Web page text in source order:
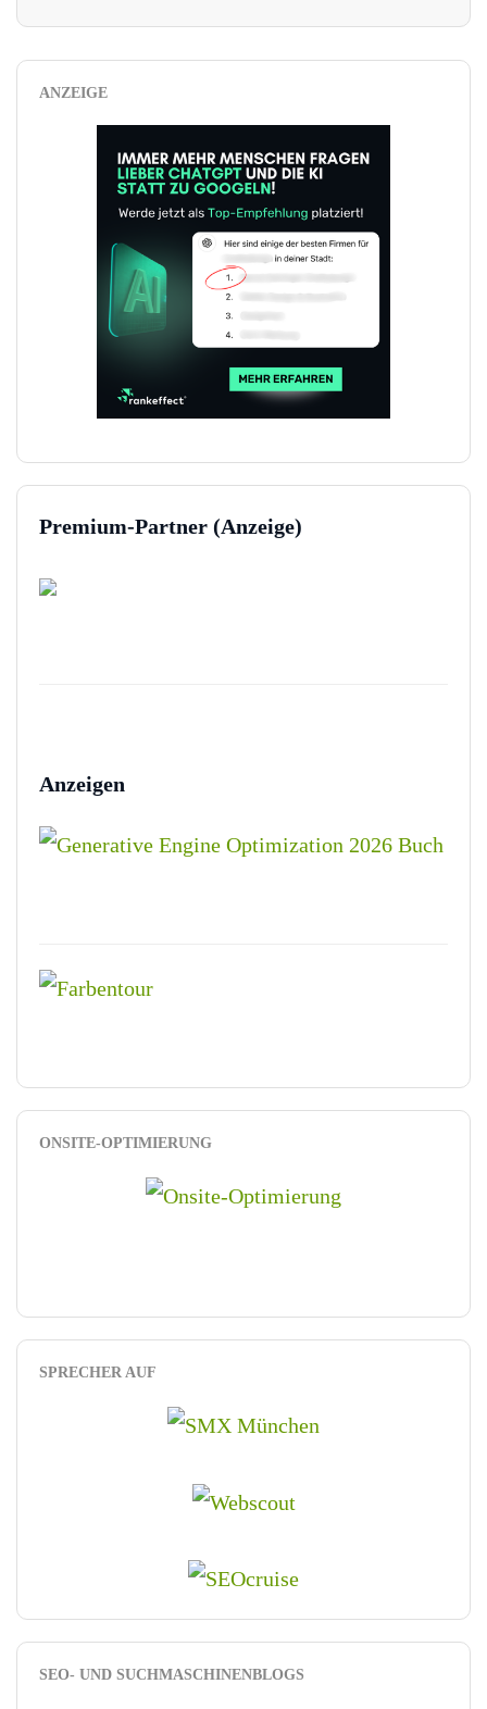
ANZEIGE
Premium-Partner (Anzeige)
Anzeigen
ONSITE-OPTIMIERUNG
SPRECHER AUF
SEO- UND SUCHMASCHINENBLOGS